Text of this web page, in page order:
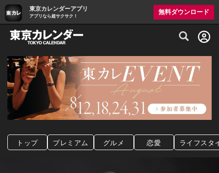
東京カレンダーアプリ
アプリなら超サクサク！
無料ダウンロード
グルメ情報・プレミアムレストラン予約
トップ プレミアム グルメ 恋愛 ライフスタ